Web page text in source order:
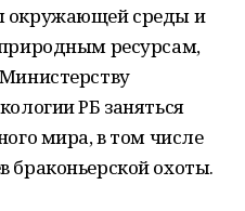
окружающей среды и
ресурсам,
РБ заняться
мира, в том числе
браконьерской охоты.